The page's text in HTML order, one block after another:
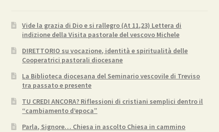
Vide la grazia di Dio e si rallegro (At 11,23) Lettera di
indizione della Visita pastorale del vescovo Michele
DIRETTORIO su vocazione, identità e spiritualità delle
Cooperatrici pastorali diocesane
La Biblioteca diocesana del Seminario vescovile di Treviso
tra passato e presente
TU CREDI ANCORA? Riflessioni di cristiani semplici dentro il
“cambiamento d’epoca”
Parla, Signore… Chiesa in ascolto Chiesa in cammino